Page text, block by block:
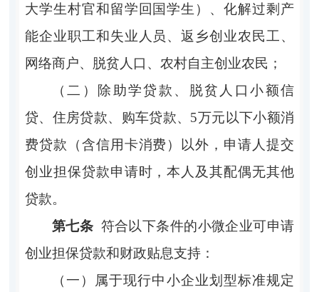
大学生村官和留学回国学生）、化解过剩产
能企业职工和失业人员、返乡创业农民工、
网络商户、脱贫人口、农村自主创业农民；
（二）除助学贷款、脱贫人口小额信
贷、住房贷款、购车贷款、 5万元以下小额消
费贷款（含信用卡消费）以外，申请人提交
创业担保贷款申请时，本人及其配偶无其他
贷款。
第七条 符合以下条件的小微企业可申请
创业担保贷款和财政贴息支持：
（一）属于现行中小企业划型标准规定